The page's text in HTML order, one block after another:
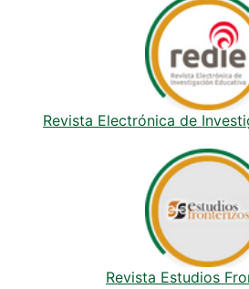
Revista Electrónica de
Revista Estudios